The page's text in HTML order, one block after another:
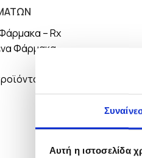
Αυτή η ιστοσελίδα
– Rx
Φάρμακα –